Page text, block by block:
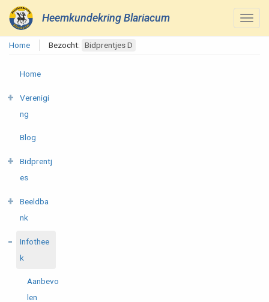
Heemkundekring Blariacum
Home Bezocht: Bidprentjes D
Home
Verenigi
ng
Blog
Bidprentj
es
Beeldba
nk
Infothee
k
Aanbevo
len